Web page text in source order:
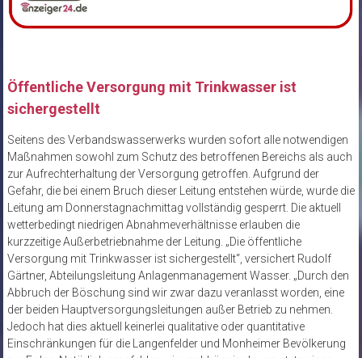
Öffentliche Versorgung mit Trinkwasser ist
sichergestellt
Seitens des Verbandswasserwerks wurden sofort alle notwendigen
Maßnahmen sowohl zum Schutz des betroffenen Bereichs als auch
zur Aufrechterhaltung der Versorgung getroffen. Aufgrund der
Gefahr, die bei einem Bruch dieser Leitung entstehen würde, wurde die
Leitung am Donnerstagnachmittag vollständig gesperrt. Die aktuell
wetterbedingt niedrigen Abnahmeverhältnisse erlauben die
kurzzeitige Außerbetriebnahme der Leitung. „Die öffentliche
Versorgung mit Trinkwasser ist sichergestellt“, versichert Rudolf
Gärtner, Abteilungsleitung Anlagenmanagement Wasser. „Durch den
Abbruch der Böschung sind wir zwar dazu veranlasst worden, eine
der beiden Hauptversorgungsleitungen außer Betrieb zu nehmen.
Jedoch hat dies aktuell keinerlei qualitative oder quantitative
Einschränkungen für die Langenfelder und Monheimer Bevölkerung